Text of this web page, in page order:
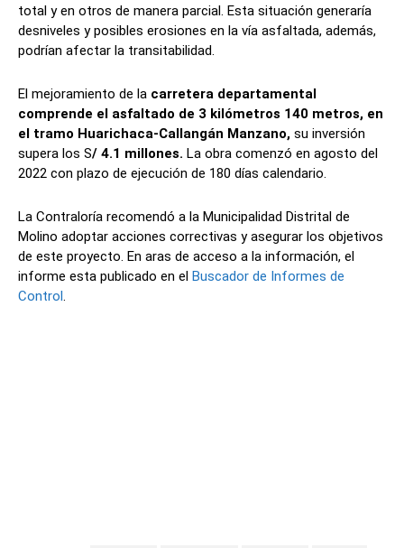
total y en otros de manera parcial. Esta situación generaría
desniveles y posibles erosiones en la vía asfaltada, además,
podrían afectar la transitabilidad.
El mejoramiento de la carretera departamental
comprende el asfaltado de 3 kilómetros 140 metros, en
el tramo Huarichaca-Callangán Manzano, su inversión
supera los S/ 4.1 millones. La obra comenzó en agosto del
2022 con plazo de ejecución de 180 días calendario.
La Contraloría recomendó a la Municipalidad Distrital de
Molino adoptar acciones correctivas y asegurar los objetivos
de este proyecto. En aras de acceso a la información, el
informe esta publicado en el Buscador de Informes de
Control.